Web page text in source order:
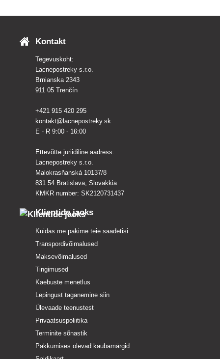
Kontakt
Tegevuskoht:
Lacnepostreky s.r.o.
Brnianska 2343
911 05 Trenčín
+421 915 420 295
kontakt@lacnepostreky.sk
E - R 9:00 - 16:00
Ettevõtte juriidiline aadress:
Lacnepostreky s.r.o.
Malokrasňanská 10137/8
831 54 Bratislava, Slovakkia
KMKR number: SK2120731437
Klientide jaoks
Kuidas me pakime teie saadetisi
Transpordivõimalused
Maksevõimalused
Tingimused
Kaebuste menetlus
Lepingust taganemine siin
Ülevaade teenustest
Privaatsuspoliitika
Terminite sõnastik
Pakkumises olevad kaubamärgid